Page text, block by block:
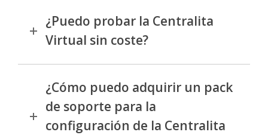
¿Puedo probar la Centralita
Virtual sin coste?
¿Cómo puedo adquirir un pack
de soporte para la
configuración de la Centralita